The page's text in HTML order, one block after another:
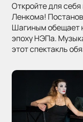
Откройте для
Ленкома!
Шагиным обещает
эпоху НЭПа.
этот спектакль